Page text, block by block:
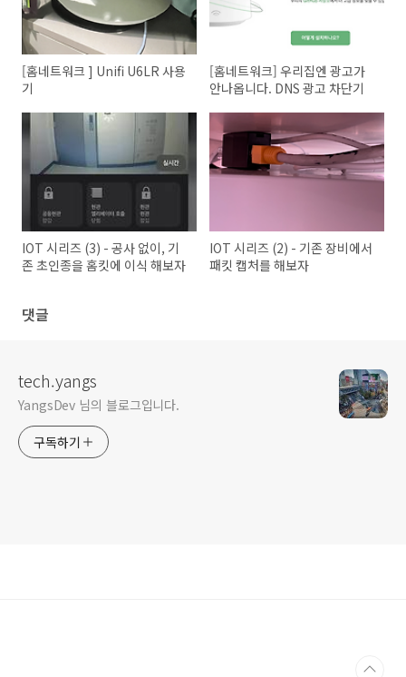
[홈네트워크 ] Unifi U6LR 사용
기
[홈네트워크] 우리집엔 광고가
안나옵니다. DNS 광고 차단기
IOT 시리즈 (3) - 공사 없이, 기
존 초인종을 홈킷에 이식 해보자
IOT 시리즈 (2) - 기존 장비에서
패킷 캡처를 해보자
댓글
tech.yangs
YangsDev 님의 블로그입니다.
구독하기